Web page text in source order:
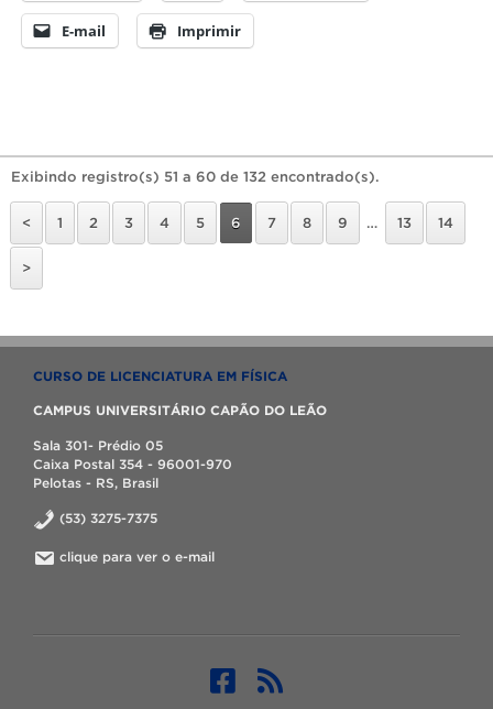
E-mail Imprimir
Exibindo registro(s) 51 a 60 de 132 encontrado(s).
< 1 2 3 4 5 6 7 8 9 … 13 14
>
CURSO DE LICENCIATURA EM FÍSICA
CAMPUS UNIVERSITÁRIO CAPÃO DO LEÃO
Sala 301- Prédio 05
Caixa Postal 354 - 96001-970
Pelotas - RS, Brasil
(53) 3275-7375
clique para ver o e-mail